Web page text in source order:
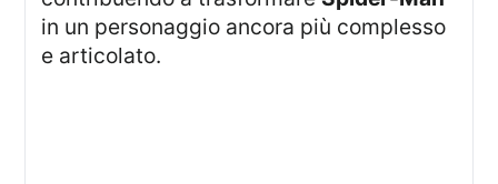
in un personaggio ancora più complesso
e articolato.